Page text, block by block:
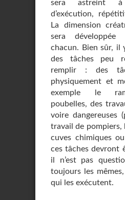
sera astreint
d’exécution,
La dimension
sera
chacun. Bien sûr, il
des tâches peu
remplir : des
physiquement et
exemple le
poubelles, des
voire dangereuses
travail de pompiers,
cuves chimiques
ces tâches devront
il n’est pas
toujours les
qui les exécutent.